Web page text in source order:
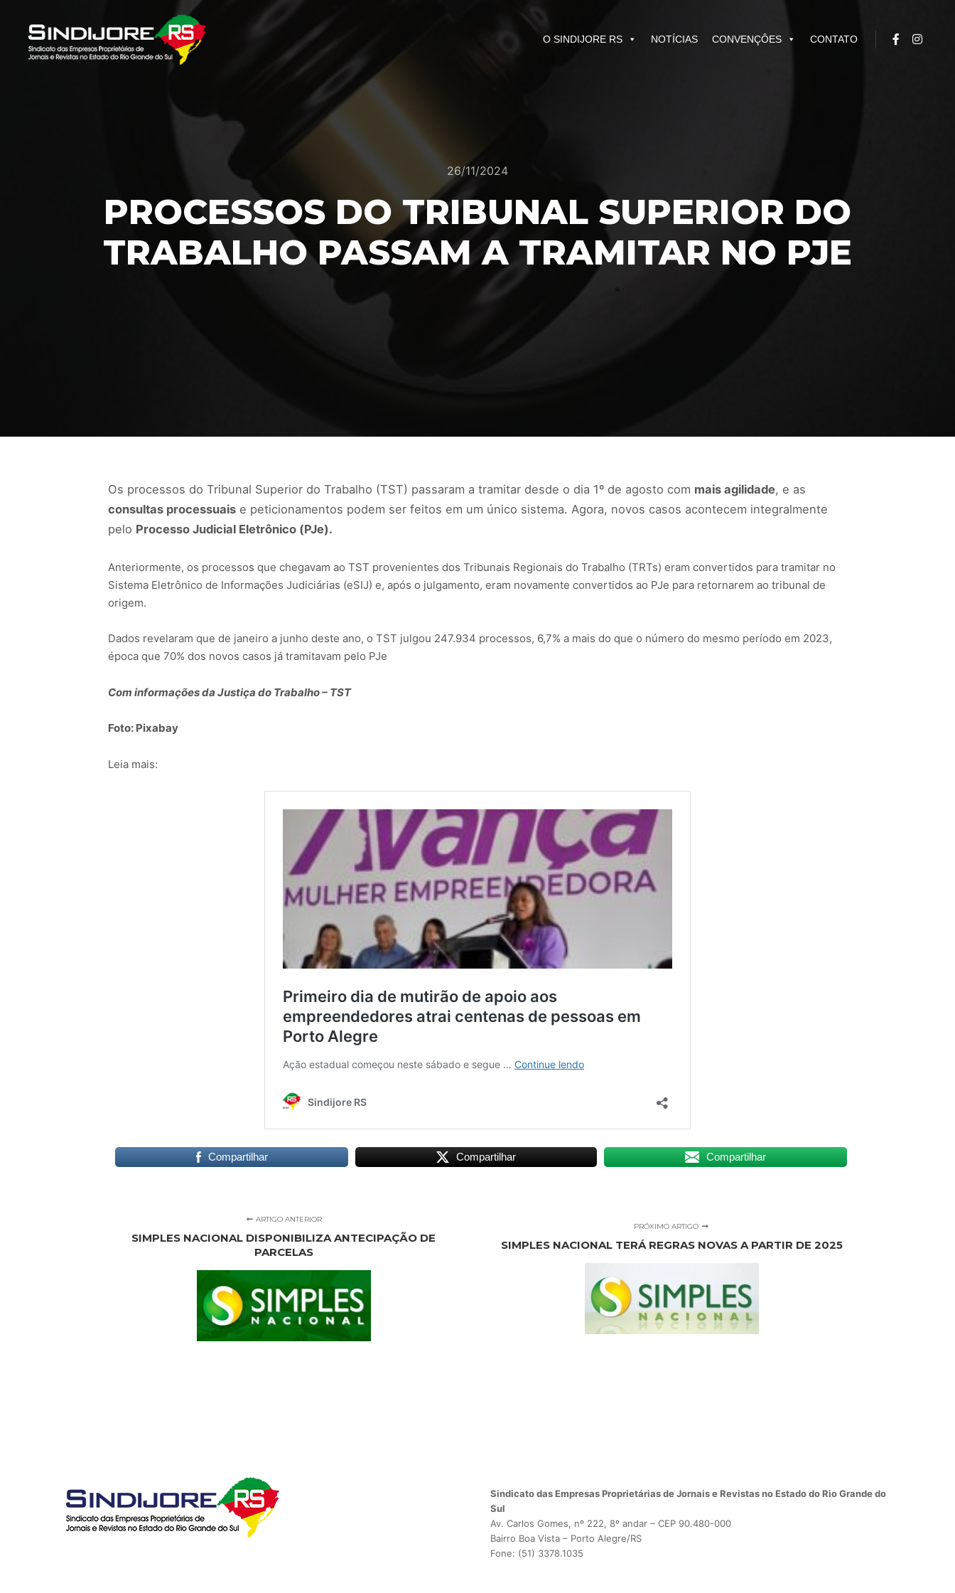
O SINDIJORE RS NOTÍCIAS CONVENÇÔES CONTATO
26/11/2024
PROCESSOS DO TRIBUNAL SUPERIOR DO
TRABALHO PASSAM A TRAMITAR NO PJE
Os processos do Tribunal Superior do Trabalho (TST) passaram a tramitar desde o dia 1º de agosto com mais agilidade, e as
consultas processuais e peticionamentos podem ser feitos em um único sistema. Agora, novos casos acontecem integralmente
pelo Processo Judicial Eletrônico (PJe).
Anteriormente, os processos que chegavam ao TST provenientes dos Tribunais Regionais do Trabalho (TRTs) eram convertidos para tramitar no
Sistema Eletrônico de Informações Judiciárias (eSIJ) e, após o julgamento, eram novamente convertidos ao PJe para retornarem ao tribunal de
origem.
Dados revelaram que de janeiro a junho deste ano, o TST julgou 247.934 processos, 6,7% a mais do que o número do mesmo período em 2023,
época que 70% dos novos casos já tramitavam pelo PJe
Com informações da Justiça do Trabalho – TST
Foto: Pixabay
Leia mais:
Compartilhar Compartilhar Compartilhar
ARTIGO ANTERIOR
SIMPLES NACIONAL DISPONIBILIZA ANTECIPAÇÃO DE
PARCELAS
PRÓXIMO ARTIGO
SIMPLES NACIONAL TERÁ REGRAS NOVAS A PARTIR DE 2025
Sindicato das Empresas Proprietárias de Jornais e Revistas no Estado do Rio Grande do
Sul
Av. Carlos Gomes, nº 222, 8º andar – CEP 90.480-000
Bairro Boa Vista – Porto Alegre/RS
Fone: (51) 3378.1035